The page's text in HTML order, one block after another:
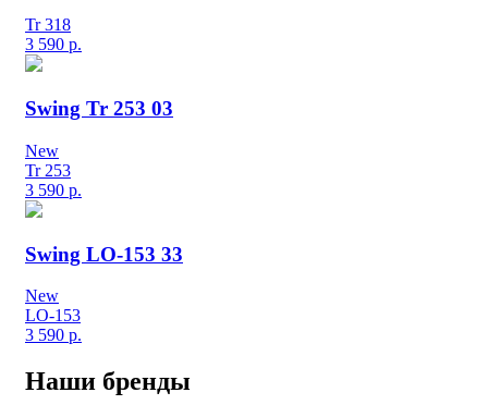
Tr 318
3 590 р.
Swing Tr 253 03
New
Tr 253
3 590 р.
Swing LO-153 33
New
LO-153
3 590 р.
Наши бренды